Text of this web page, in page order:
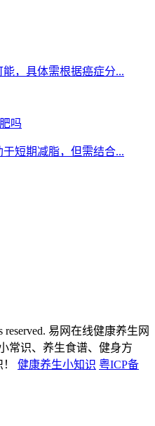
，具体需根据癌症分...
吗
短期减脂，但需结合...
一家烧烤店用餐...
饮食小妙招
reserved. 易网在线健康养生网
常识、养生食谱、健身方
健康养生小知识 粤ICP备